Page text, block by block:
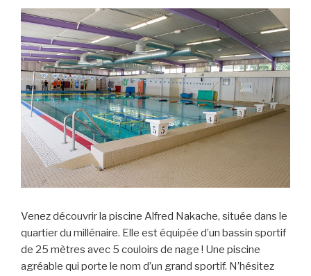
Venez découvrir la piscine Alfred Nakache, située dans le
quartier du millénaire. Elle est équipée d’un bassin sportif
de 25 mètres avec 5 couloirs de nage ! Une piscine
agréable qui porte le nom d’un grand sportif. N’hésitez